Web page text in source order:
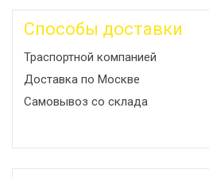
Способы доставки
Траспортной компанией
Доставка по Москве
Самовывоз со склада